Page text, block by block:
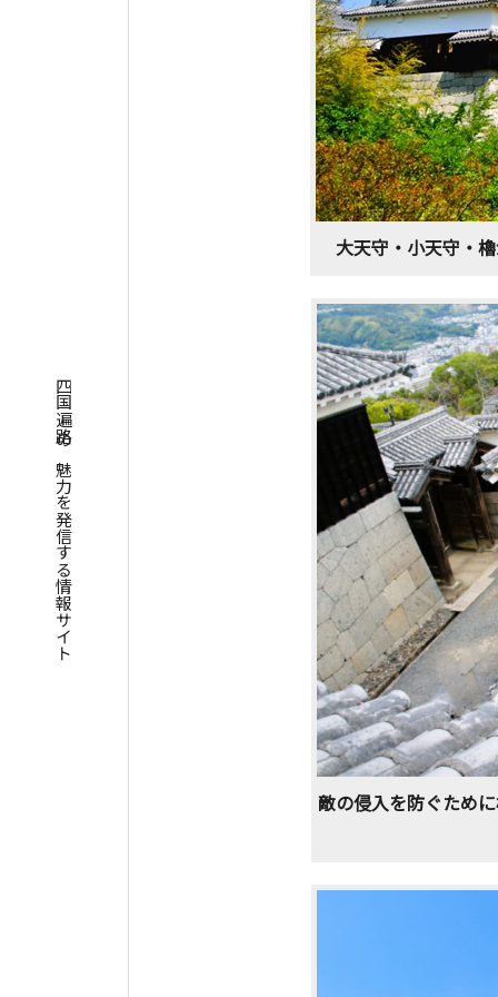
四国遍路の魅力を発信する情報サイト
大天守・小天守・
敵の侵入を防ぐため